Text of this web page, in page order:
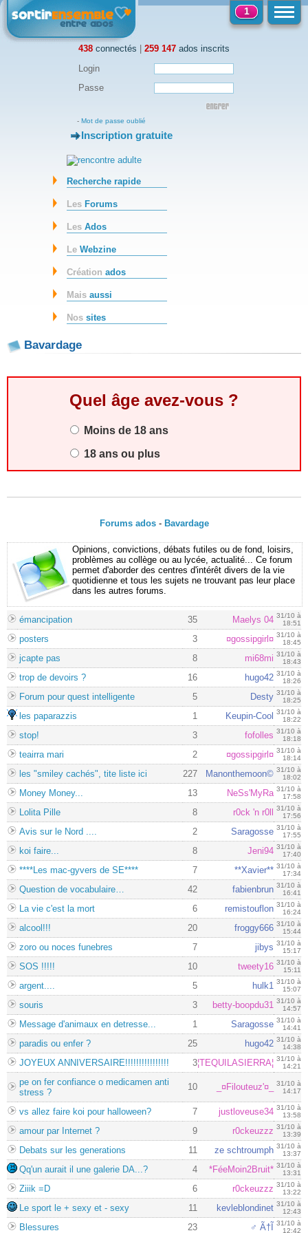
438 connectés | 259 147 ados inscrits
1
Login
Passe
- Mot de passe oublié
-Inscription gratuite
Recherche rapide
Les Forums
LesAdos
LeWebzine
Créationados
Maisaussi
Nossites
Bavardage
Quel âge avez-vous ?
Moins de 18 ans
18 ans ou plus
Forums ados- Bavardage
Opinions, convictions, débats futiles ou de fond, loisirs,
problèmes au collège ou au lycée, actualité... Ce forum
permet d'aborder des centres d'intérêt divers de la vie
quotidienne et tous les sujets ne trouvant pas leur place
dans les autres forums.
émancipation 35 Maelys 04 31/10 à
18:51
posters 3 ¤gossipgirl¤ 31/10 à
18:45
jcapte pas 8 mi68mi 31/10 à
18:43
trop de devoirs ? 16 hugo42 31/10 à
18:26
Forum pour quest intelligente 5 Desty 31/10 à
18:25
les paparazzis 1 Keupin-Cool
31/10 à
18:22
stop! 3 fofolles 31/10 à
18:18
teairra mari 2 ¤gossipgirl¤ 31/10 à
18:14
les "smiley cachés", tite liste ici 227 Manonthemoon© 31/10 à
18:02
Money Money... 13 NeSs'MyRa 31/10 à
17:58
Lolita Pille 8 r0ck 'n r0ll
31/10 à
17:56
Avis sur le Nord .... 2 Saragosse 31/10 à
17:55
koi faire... 8 Jeni94 31/10 à
17:40
****Les mac-gyvers de SE**** 7 **Xavier** 31/10 à
17:34
Question de vocabulaire… 42 fabienbrun 31/10 à
16:41
La vie c'est la mort 6 remistouflon 31/10 à
16:24
alcool!!! 20 froggy666 31/10 à
15:44
zoro ou noces funebres 7 jibys 31/10 à
15:17
SOS !!!!! 10 tweety16 31/10 à
15:11
argent.... 5 hulk1 31/10 à
15:07
souris 3 betty-boopdu31 31/10 à
14:57
Message d'animaux en detresse... 1 Saragosse 31/10 à
14:41
paradis ou enfer ? 25 hugo42 31/10 à
14:38
JOYEUX ANNIVERSAIRE!!!!!!!!!!!!!!!! 3¦TEQUILASIERRA¦ 31/10 à
14:21
pe on fer confiance o medicamen anti
stress ?
10 _¤Filouteuz'¤_
31/10 à
14:17
vs allez faire koi pour halloween? 7 justloveuse34 31/10 à
13:58
amour par Internet ? 9 r0ckeuzzz 31/10 à
13:39
Debats sur les generations 11 ze schtroumph 31/10 à
13:37
Qq'un aurait il une galerie DA...? 4 *FéeMoin2Bruit* 31/10 à
13:31
Ziiik =D 6 r0ckeuzzz 31/10 à
13:22
Le sport le + sexy et - sexy 11 kevleblondinet 31/10 à
12:43
Blessures 23 ♂ Ã†Ĩ
31/10 à
12:42